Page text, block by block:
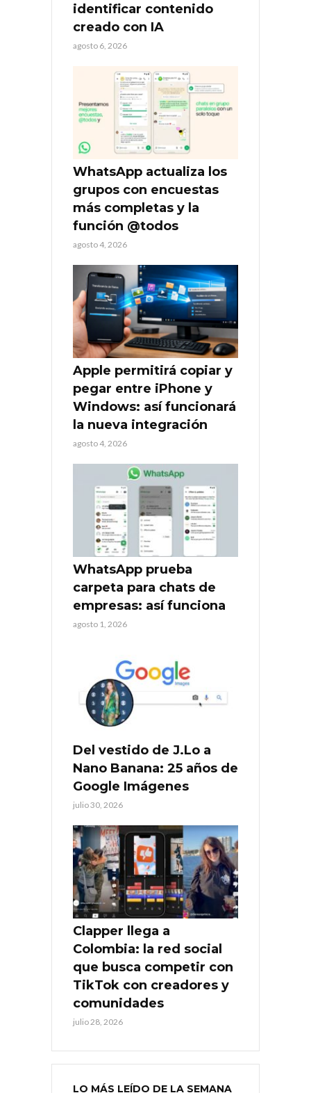
identificar contenido
creado con IA
agosto 6, 2026
WhatsApp actualiza los
grupos con encuestas
más completas y la
función @todos
agosto 4, 2026
Apple permitirá copiar y
pegar entre iPhone y
Windows: así funcionará
la nueva integración
agosto 4, 2026
WhatsApp prueba
carpeta para chats de
empresas: así funciona
agosto 1, 2026
Del vestido de J.Lo a
Nano Banana: 25 años de
Google Imágenes
julio 30, 2026
Clapper llega a
Colombia: la red social
que busca competir con
TikTok con creadores y
comunidades
julio 28, 2026
LO MÁS LEÍDO DE LA SEMANA